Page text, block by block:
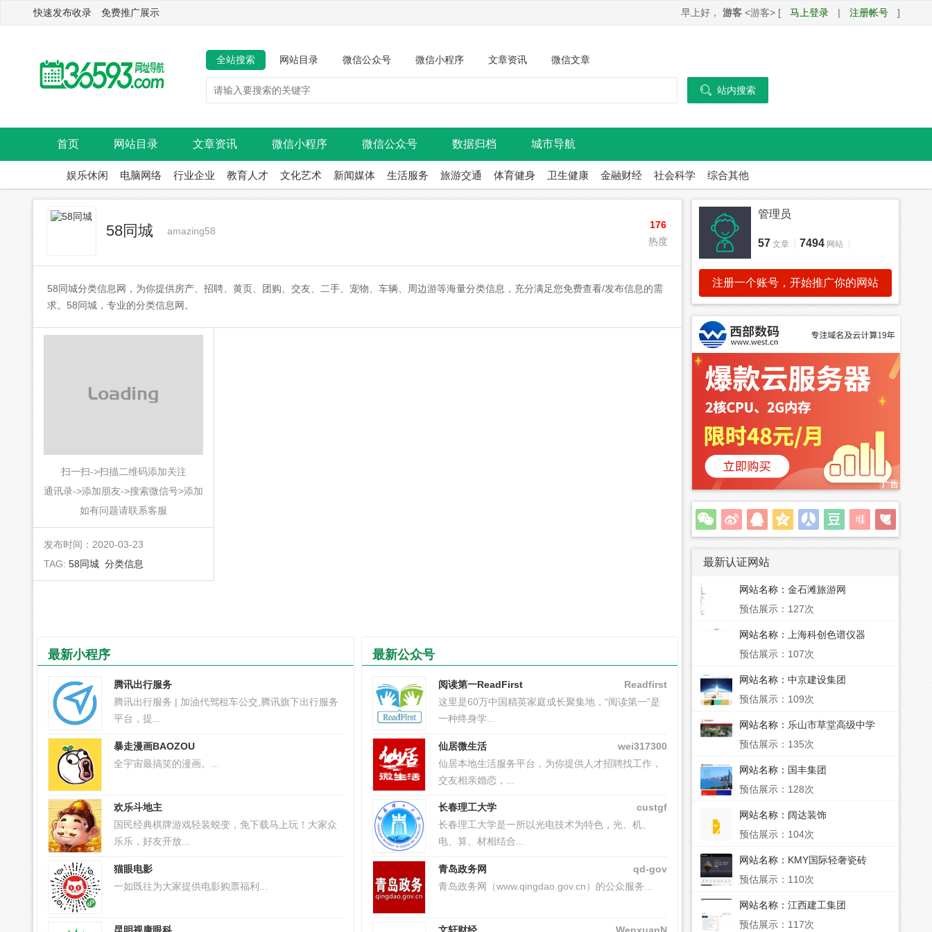
快速发布收录 免费推广展示 早上好， 游客 <游客> [ 马上登录 | 注册帐号 ]
全站搜索 网站目录 微信公众号 微信小程序 文章资讯 微信文章
 站内搜索
首页 网站目录 文章资讯 微信小程序 微信公众号 数据归档 城市导航
娱乐休闲 电脑网络 行业企业 教育人才 文化艺术 新闻媒体 生活服务 旅游交通 体育健身 卫生健康 金融财经 社会科学 综合其他
58同城 amazing58
176
热度
58同城分类信息网，为你提供房产、招聘、黄页、团购、交友、二手、宠物、车辆、周边游等海量分类信息，充分满足您免费查看/发布信息的需
求。58同城，专业的分类信息网。
扫一扫->扫描二维码添加关注
通讯录->添加朋友->搜索微信号>添加
如有问题请联系客服
发布时间：2020-03-23
TAG: 58同城 分类信息
最新小程序
腾讯出行服务
腾讯出行服务 | 加油代驾租车公交,腾讯旗下出行服务
平台，提...
暴走漫画BAOZOU
全宇宙最搞笑的漫画。...
欢乐斗地主
国民经典棋牌游戏轻装蜕变，免下载马上玩！大家众
乐乐，好友开放...
猫眼电影
一如既往为大家提供电影购票福利...
最新公众号
阅读第一ReadFirst
Readfirst
这里是60万中国精英家庭成长聚集地，“阅读第一”是
一种终身学...
仙居微生活
wei317300
仙居本地生活服务平台，为你提供人才招聘找工作，
交友相亲婚恋，...
长春理工大学
custgf
长春理工大学是一所以光电技术为特色，光、机、
电、算、材相结合...
青岛政务网
qd-gov
青岛政务网（www.qingdao.gov.cn）的公众服务...
管理员
57 文章 7494 网站
注册一个账号，开始推广你的网站
最新认证网站
网站名称： 金石滩旅游网
预估展示：127次
网站名称：
上海科创色谱仪器
预估展示：107次
网站名称： 中京建设集团
预估展示：109次
网站名称： 乐山市草堂高级中学
预估展示：135次
网站名称： 国丰集团
预估展示：128次
网站名称： 阔达装饰
预估展示：104次
网站名称： KMY国际轻奢瓷砖
预估展示：110次
网站名称： 江西建工集团
预估展示：117次